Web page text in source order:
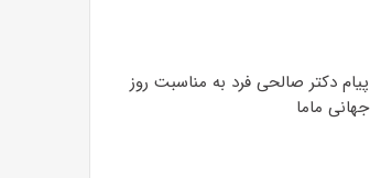
پیام دکتر صالحی فرد به مناسبت روز
جهانی ماما